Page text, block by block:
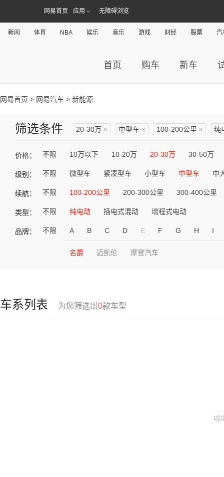
网易首页 应用 无障碍浏览
新闻 体育 NBA 娱乐 音乐 游戏 财经 股票 汽
首页 购车 新车
网易首页 > 网易汽车 > 新能源
筛选条件 20-30万 × 中型车 × 100-200公里 × 纯
价格： 不限 10万以下 10-20万 20-30万 30-50万
级别： 不限 微型车 紧凑型车 小型车 中型车 中
续航： 不限 100-200公里 200-300公里 300-400公里
类型： 不限 纯电动 插电式混动 增程式电动
品牌： 不限 A B C D E F G H I
名爵 迈凯伦 摩登汽车
车系列表 为您筛选出0款车型
哎